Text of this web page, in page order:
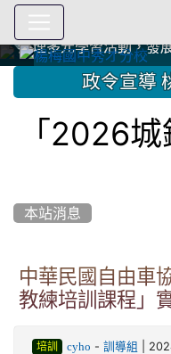
中國信託商業銀行
中國信託商業銀行
辦理多元學習活動，發
辦理多元學習活動，發
爭取社會資源，傳愛與
園女子美容商業童也工
爭取社會資源，傳愛與
園女子美容商業童也工
112學年度畢業學生與師
112學年度畢業學生與師
辦理多元學習活動，發
辦理多元學習活動，發
爭取社會資源，傳愛與
師生歲末感恩活動
爭取社會資源，傳愛與
師生歲末感恩活動
爭取社會資源，傳愛與
校學生耶誕禮物
爭取社會資源，傳愛與
校學生耶誕禮物
112.9.27參觀客家博覽會
112.9.27參觀客家博覽會
2023.12.27 國際獅子會
2023.12.27 國際獅子會
2023.12.27 國際獅子會
2023.12.27 國際獅子會
2023.12.27 聖誕感恩歌
兄、師姐同樂
2023.12.27 聖誕感恩歌
兄、師姐同樂
建置優質學習空間；合
建置優質學習空間；合
::: 政令宣導
「2026城
本站消息
中華民國自由車
教練培訓課程」
培訓 cyho - 訓導組 |